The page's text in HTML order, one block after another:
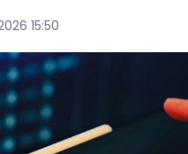
15:50